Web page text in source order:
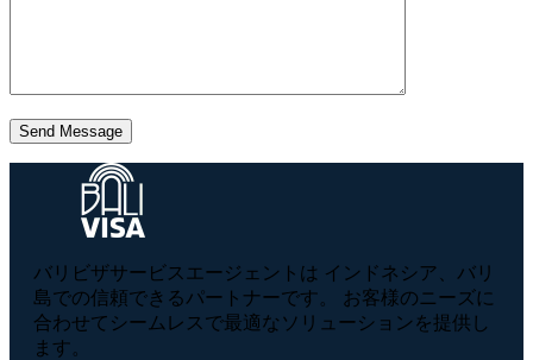
Send Message
バリビザサービスエージェントは インドネシア、バリ
島での信頼できるパートナーです。 お客様のニーズに
合わせてシームレスで最適なソリューションを提供し
ます。